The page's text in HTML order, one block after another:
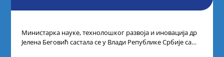
Министарка науке, технолошког развоја и иновација др
Јелена Беговић састала се у Влади Републике Србије са